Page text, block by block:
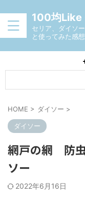
100均Like
セリア、ダイソ
と使ってみた感
HOME > ダイソー >
ダイソー
網戸の網 防
ソー
2022年6月16日